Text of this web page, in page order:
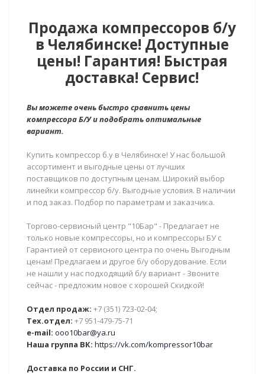
Продажа компрессоров б/у
в Челябинске! Доступные
цены! Гарантия! Быстрая
доставка! Сервис!
Вы можете очень быстро сравнить цены
компрессора Б/У и подобрать оптимальные
вариант.
Купить компрессор б.у в Челябинске! У нас большой
ассортимент и выгодные цены от лучших
поставщиков по доступным ценам. Широкий выбор
линейки компрессор б/у. Выгодные условия. В наличии
и под заказ. Подбор по параметрам и заказчика.
Торгово-сервисный центр "10Бар" - Предлагает не
только новые компрессоры, но и компрессоры БУ с
Гарантией от сервисного центра по очень Выгодным
ценам! Предлагаем и другое б/у оборудование. Если
не нашли у нас подходящий б/у вариант - Звоните
сейчас - предложим новое с хорошей Скидкой!
Отдел продаж: +7 (351) 723-02-04;
Тех.отдел: +7 951-479-75-71
e-mail: ooo10bar@ya.ru
Наша группа ВК: https://vk.com/kompressor10bar
Доставка по России и СНГ.